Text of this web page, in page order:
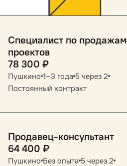
Специалист по продажам
проектов
78 300 ₽
Пушкино 1‒3 года 5 через 2
Постоянный контракт
Продавец-консультант
64 400 ₽
Пушкино Без опыта 5 через 2